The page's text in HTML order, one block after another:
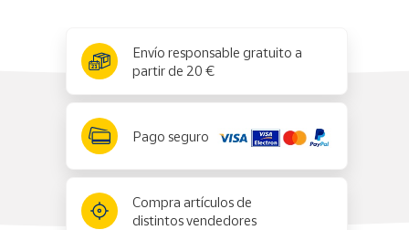
Envío responsable gratuito a
partir de 20 €
Pago seguro
Compra artículos de
distintos vendedores